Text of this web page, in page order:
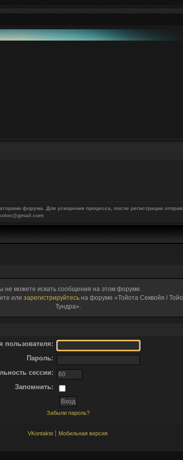
форума. Для ускорения процесса, после регистрации
не можете искать сообщения на этом форуме.
или зарегистрируйтесь на форуме «Тойота Секвойя /
Тундра».
пользователя:
Пароль:
сессии:
Запомнить:
Забыли пароль?
VKontakte Мобильная версия